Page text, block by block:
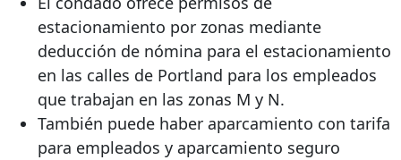
estacionamiento por zonas mediante
deducción de nómina para el estacionamiento
en las calles de Portland para los empleados
que trabajan en las zonas M y N.
También puede haber aparcamiento con tarifa
para empleados y aparcamiento seguro